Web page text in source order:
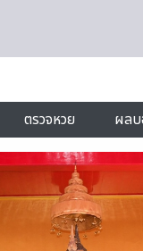
ตรวจหวย ผล